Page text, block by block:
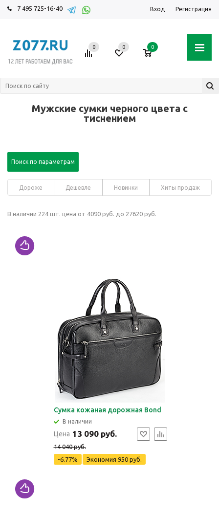
7 495 725-16-40 Вход Регистрация
0 0 0
Мужские сумки черного цвета с
тиснением
Поиск по параметрам
Дороже Дешевле Новинки Хиты продаж
В наличии 224 шт. цена от 4090 руб. до 27620 руб.
Сумка кожаная дорожная Bond
В наличии
Цена 13 090 руб.
14 040 руб.
-6.77%
Экономия 950 руб.